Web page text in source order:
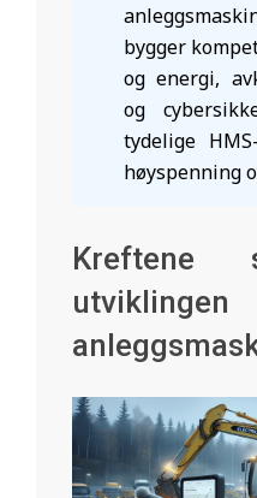
bygger
og energi,
og
tydelige
høyspenning
Kreftene